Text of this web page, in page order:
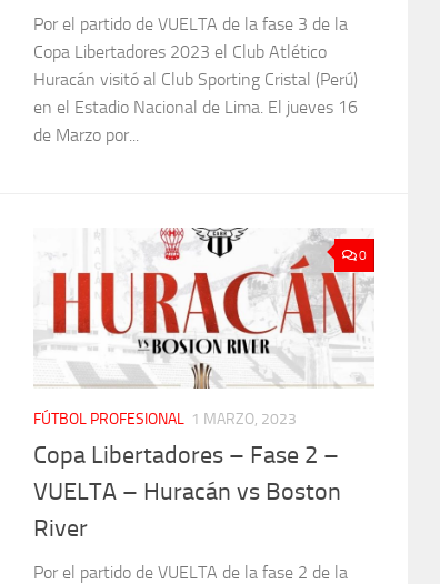
Por el partido de VUELTA de la fase 3 de la
Copa Libertadores 2023 el Club Atlético
Huracán visitó al Club Sporting Cristal (Perú)
en el Estadio Nacional de Lima. El jueves 16
de Marzo por...
0
FÚTBOL PROFESIONAL 1 MARZO, 2023
Copa Libertadores – Fase 2 –
VUELTA – Huracán vs Boston
River
Por el partido de VUELTA de la fase 2 de la